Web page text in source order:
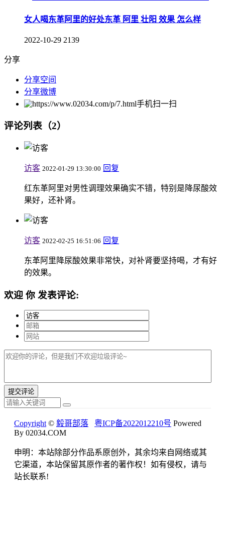
女人喝东革阿里的好处东革 阿里 壮阳 效果 怎么样
2022-10-29 2139
分享
分享空间
分享微博
手机扫一扫
评论列表（2）
访客 2022-01-29 13:30:00 回复
红东革阿里对男性调理效果确实不错，特别是降尿酸效
果好，还补肾。
访客 2022-02-25 16:51:06 回复
东革阿里降尿酸效果非常快，对补肾要坚持喝，才有好
的效果。
欢迎 你 发表评论:
Copyright © 毅哥部落 粤ICP备2022012210号 Powered
By 02034.COM
申明：本站除部分作品系原创外，其余均来自网络或其
它渠道，本站保留其原作者的著作权！如有侵权，请与
站长联系!